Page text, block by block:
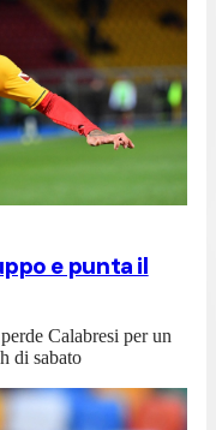
e punta il
Calabresi per un
di sabato